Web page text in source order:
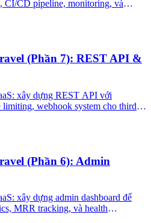
CD pipeline, monitoring, và
(Phần 7): REST API &
xây dựng REST API với
webhook system cho third-
(Phần 6): Admin
xây dựng admin dashboard để
MRR tracking, và health